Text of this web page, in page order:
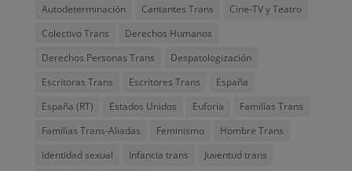
Autodeterminación
Cantantes Trans
Cine-TV y Teatro
Colectivo Trans
Derechos Humanos
Derechos Personas Trans
Despatologización
Escritoras Trans
Escritores Trans
España
España (RT)
Estados Unidos Euforia
Familias Trans
Familias Trans-Aliadas
Feminismo
Hombre Trans
Identidad sexual
Infancia trans
Juventud trans